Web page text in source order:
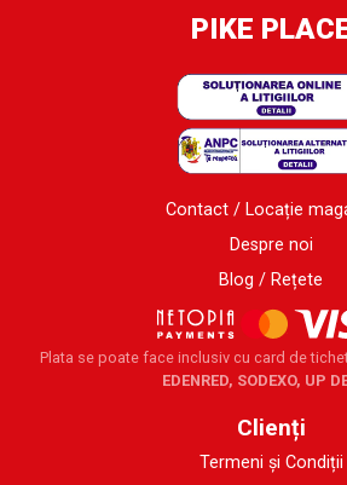
PIKE
Contact / Locație
Despre noi
Blog / Rețete
Plata se poate face inclusiv cu card de
EDENRED, SODEXO, UP
Clienți
Termeni și Condiții